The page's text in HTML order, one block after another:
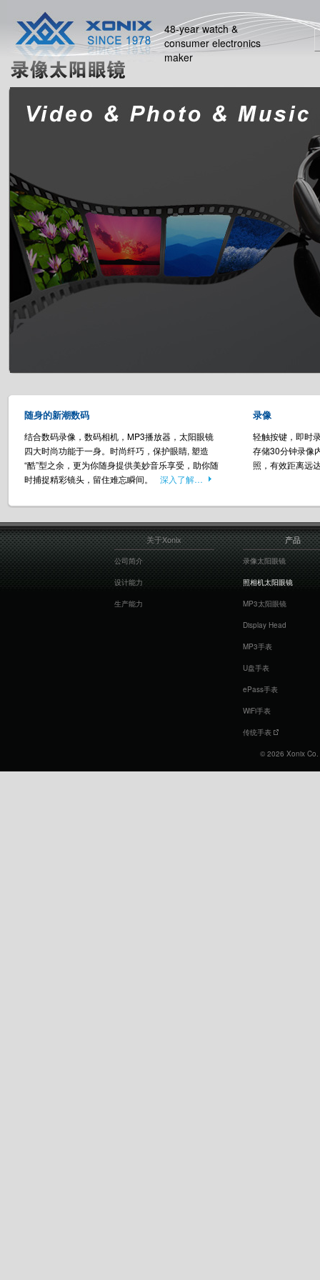
48-year watch &
consumer electronics
maker
随身的新潮数码
结合数码录像，数码相机，MP3播放器，太阳眼镜
四大时尚功能于一身。时尚纤巧，保护眼睛, 塑造
“酷”型之余，更为你随身提供美妙音乐享受，助你随
时捕捉精彩镜头，留住难忘瞬间。
深入了解…
录像
轻触按键，即时
存储30分钟录像
照，有效距离远
关于Xonix
公司简介
设计能力
生产能力
产品
录像太阳眼镜
照相机太阳眼镜
MP3太阳眼镜
Display Head
MP3手表
U盘手表
ePass手表
WiFi手表
传统手表
© 2026 Xonix